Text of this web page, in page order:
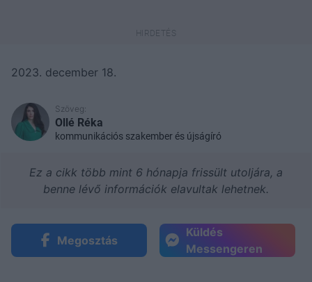
2023. december 18.
Szöveg:
Ollé Réka
kommunikációs szakember és újságíró
Ez a cikk több mint 6 hónapja frissült utoljára, a
benne lévő információk elavultak lehetnek.
Megosztás
Küldés
Messengeren